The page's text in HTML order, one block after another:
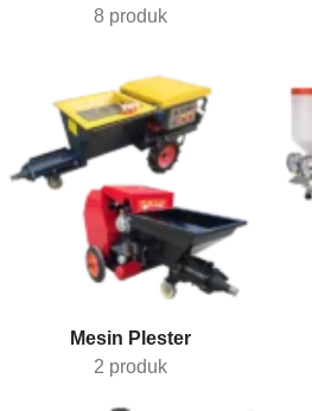
8 produk
Mesin Plester
2 produk